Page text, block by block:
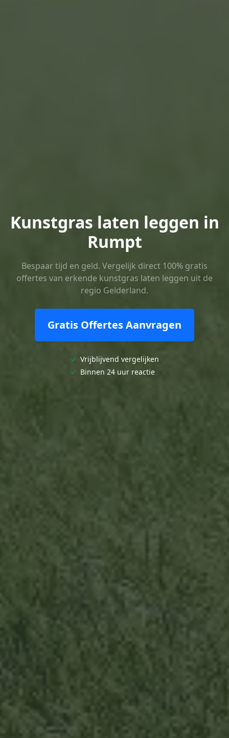
Kunstgras laten leggen in
Rumpt
Bespaar tijd en geld. Vergelijk direct 100% gratis
offertes van erkende kunstgras laten leggen uit de
regio Gelderland.
Gratis Offertes Aanvragen
✓ Vrijblijvend vergelijken
✓ Binnen 24 uur reactie